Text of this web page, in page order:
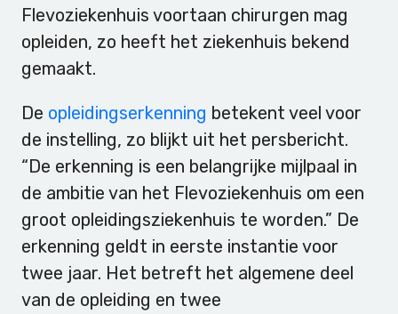
Flevoziekenhuis voortaan chirurgen mag
opleiden, zo heeft het ziekenhuis bekend
gemaakt.
De opleidingserkenning betekent veel voor
de instelling, zo blijkt uit het persbericht.
“De erkenning is een belangrijke mijlpaal in
de ambitie van het Flevoziekenhuis om een
groot opleidingsziekenhuis te worden.” De
erkenning geldt in eerste instantie voor
twee jaar. Het betreft het algemene deel
van de opleiding en twee